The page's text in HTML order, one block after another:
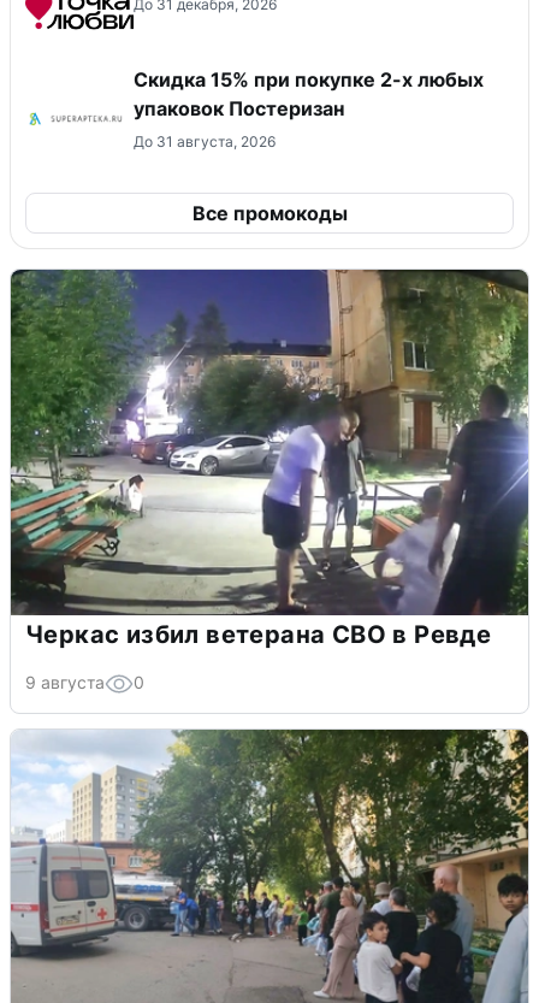
До 31 декабря, 2026
Скидка 15% при покупке 2-х любых
упаковок Постеризан
До 31 августа, 2026
Все промокоды
Черкас избил ветерана СВО в Ревде
9 августа 0